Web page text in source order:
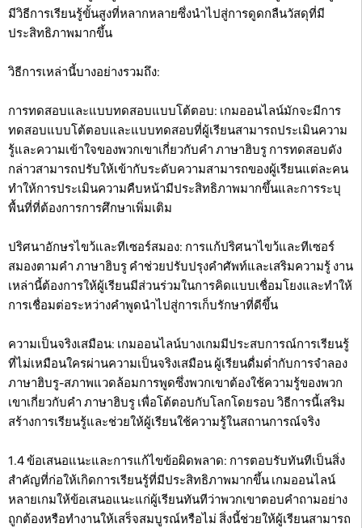
มีวิธีการเรียนรู้ขั้นสูงที่หลากหลายซึ่งนำไปสู่การดูดกลืนวัสดุที่มี
ประสิทธิภาพมากขึ้น
วิธีการเหล่านี้บางอย่างรวมถึง:
การทดสอบและแบบทดสอบแบบโต้ตอบ: เกมออนไลน์มักจะมีการ
ทดสอบแบบโต้ตอบและแบบทดสอบที่ผู้เรียนสามารถประเมินความ
รู้และความเข้าใจของพวกเขาเกี่ยวกับคำ ภาษาฮิบรู การทดสอบดัง
กล่าวสามารถปรับให้เข้ากับระดับความสามารถของผู้เรียนแต่ละคน
ทำให้การประเมินความคืบหน้ามีประสิทธิภาพมากขึ้นและการระบุ
พื้นที่ที่ต้องการการศึกษาเพิ่มเติม
ปริศนาอักษรไขว้และทีเซอร์สมอง: การแก้ปริศนาไขว้และทีเซอร์
สมองตามคำ ภาษาฮิบรู คำช่วยปรับปรุงคำศัพท์และเสริมความรู้ งาน
เหล่านี้ต้องการให้ผู้เรียนมีส่วนร่วมในการคิดแบบเชื่อมโยงและทำให้
การเชื่อมต่อระหว่างคำพูดนำไปสู่การเก็บรักษาที่ดีขึ้น
ความเป็นจริงเสมือน: เกมออนไลน์บางเกมมีประสบการณ์การเรียนรู้
ที่ไม่เหมือนใครผ่านความเป็นจริงเสมือน ผู้เรียนดื่มด่ำกับการจำลอง
ภาษาฮิบรู-สภาพแวดล้อมการพูดซึ่งพวกเขาต้องใช้ความรู้ของพวก
เขาเกี่ยวกับคำ ภาษาฮิบรู เพื่อโต้ตอบกับโลกโดยรอบ วิธีการนี้เสริม
สร้างการเรียนรู้และช่วยให้ผู้เรียนใช้ความรู้ในสถานการณ์จริง
1.4 ข้อเสนอแนะและการแก้ไขข้อผิดพลาด: การตอบรับทันทีเป็นสิ่ง
สำคัญที่ก่อให้เกิดการเรียนรู้ที่มีประสิทธิภาพมากขึ้น เกมออนไลน์
หลายเกมให้ข้อเสนอแนะแก่ผู้เรียนทันทีว่าพวกเขาตอบคำถามอย่าง
ถูกต้องหรือทำงานให้เสร็จสมบูรณ์หรือไม่ สิ่งนี้ช่วยให้ผู้เรียนสามารถ